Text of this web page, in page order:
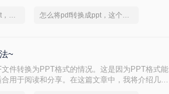
怎么将pdf转换成换为ppt，分享一种简单的方法 怎么将pdf转换成ppt，这个方法超简单
~
件转换为PPT格式的情况。这是因为PPT格式能
用于阅读和分享。在这篇文章中，我将介绍几种